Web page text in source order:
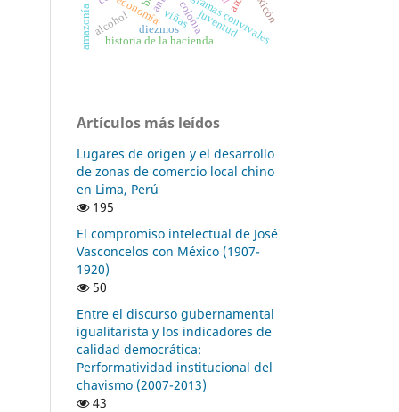
epigramas convivales
colonia
economía
historia de la hacienda
diezmosviñas
alcohol juventud
amazonía
Artículos más leídos
Lugares de origen y el desarrollo
de zonas de comercio local chino
en Lima, Perú
195
El compromiso intelectual de José
Vasconcelos con México (1907-
1920)
50
Entre el discurso gubernamental
igualitarista y los indicadores de
calidad democrática:
Performatividad institucional del
chavismo (2007-2013)
43